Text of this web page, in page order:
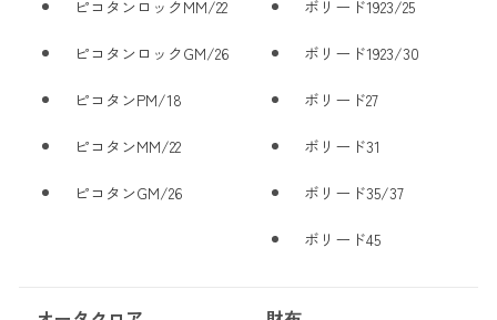
ピコタンロックMM/22
ピコタンロックGM/26
ピコタンPM/18
ピコタンMM/22
ピコタンGM/26
ボリード1923/25
ボリード1923/30
ボリード27
ボリード31
ボリード35/37
ボリード45